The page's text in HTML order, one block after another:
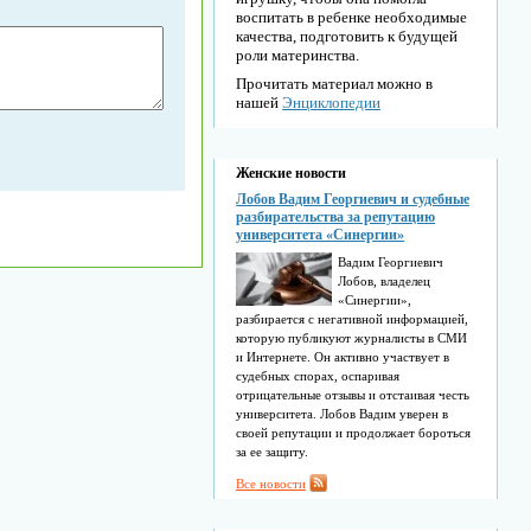
воспитать в ребенке необходимые
качества, подготовить к будущей
роли материнства.
Прочитать материал можно в
нашейЭнциклопедии
Женские новости
Лобов Вадим Георгиевич и судебные
разбирательства за репутацию
университета «Синергии»
Вадим Георгиевич
Лобов, владелец
«Синергии»,
разбирается с негативной информацией,
которую публикуют журналисты в СМИ
и Интернете. Он активно участвует в
судебных спорах, оспаривая
отрицательные отзывы и отстаивая честь
университета. Лобов Вадим уверен в
своей репутации и продолжает бороться
за ее защиту.
Все новости